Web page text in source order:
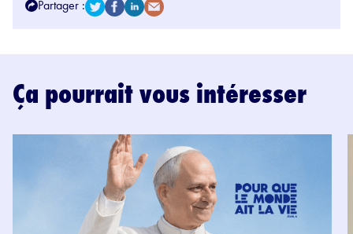
Partager :
Ça pourrait vous intéresser